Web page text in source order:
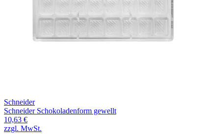
Schneider
Schneider Schokoladenform gewellt
10,63 €
zzgl. MwSt.